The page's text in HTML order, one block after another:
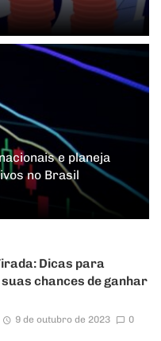
e planeja
no Brasil
Dicas para
chances de ganhar
9 de outubro de 2023 0